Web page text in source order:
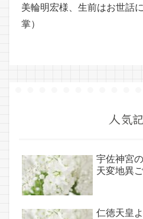
美輪明宏様、生前はお世話
掌）
人気
宇佐神宮
天変地異
仁徳天皇